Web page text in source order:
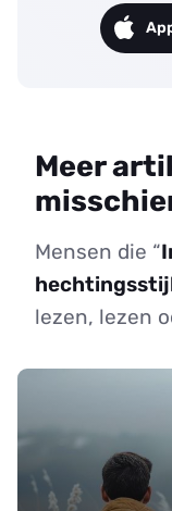
Meer
Mensen die “
lezen, lezen